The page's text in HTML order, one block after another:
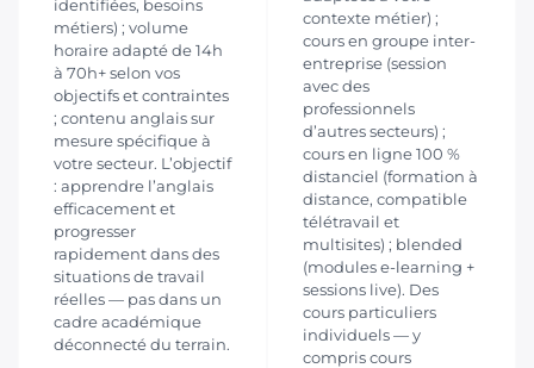
identifiées, besoins
métiers) ; volume
horaire adapté de 14h
à 70h+ selon vos
objectifs et contraintes
; contenu anglais sur
mesure spécifique à
votre secteur. L’objectif
: apprendre l’anglais
efficacement et
progresser
rapidement dans des
situations de travail
réelles — pas dans un
cadre académique
déconnecté du terrain.
contexte métier) ;
cours en groupe inter-
entreprise (session
avec des
professionnels
d’autres secteurs) ;
cours en ligne 100 %
distanciel (formation à
distance, compatible
télétravail et
multisites) ; blended
(modules e-learning +
sessions live). Des
cours particuliers
individuels — y
compris cours